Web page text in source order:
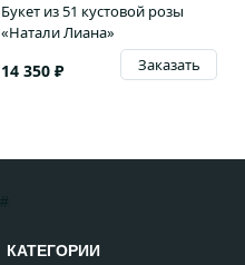
Букет из 51 кустовой розы
«Натали Лиана»
14 350 ₽ Заказать
КАТЕГОРИИ